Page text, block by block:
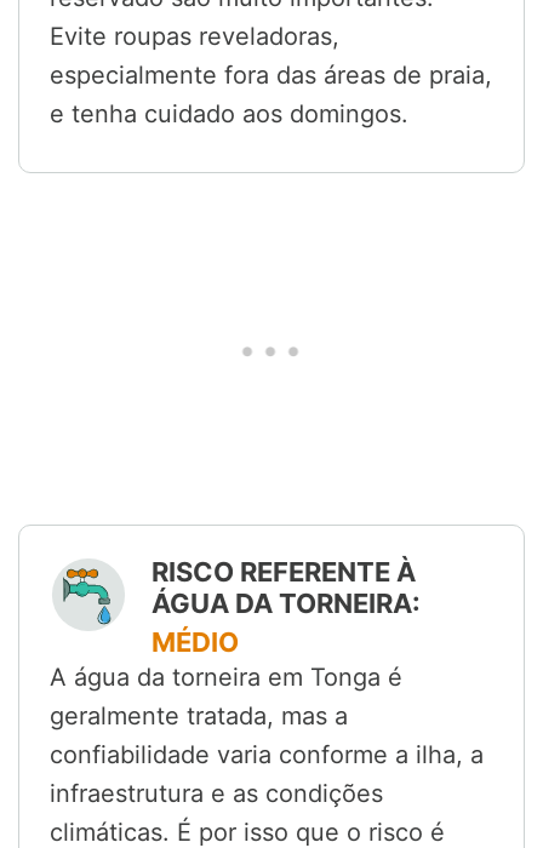
Evite roupas reveladoras,
especialmente fora das áreas de praia,
e tenha cuidado aos domingos.
RISCO REFERENTE À
ÁGUA DA TORNEIRA:
MÉDIO
A água da torneira em Tonga é
geralmente tratada, mas a
confiabilidade varia conforme a ilha, a
infraestrutura e as condições
climáticas. É por isso que o risco é